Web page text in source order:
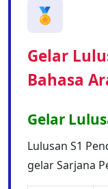
🏅
Gelar
Bahasa
Gelar
Lulusan S1
gelar Sarjana